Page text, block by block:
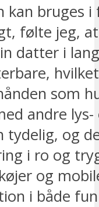
kan bruges
følte jeg,
datter i
som
andre lys-
tydelig, og
i ro og
og
i både